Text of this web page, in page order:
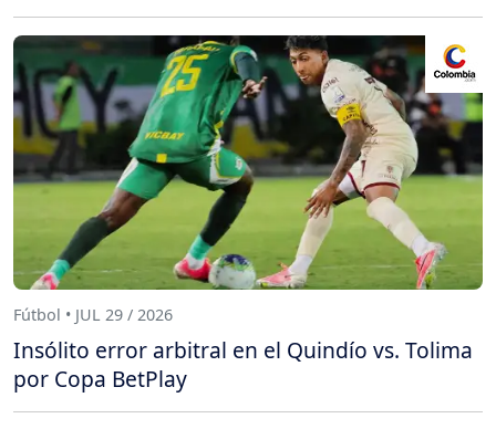
Fútbol • JUL 29 / 2026
Insólito error arbitral en el Quindío vs. Tolima
por Copa BetPlay